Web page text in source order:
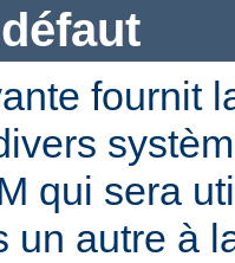
fournit
qui sera
un autre à